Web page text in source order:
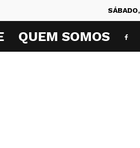
QUEM SOMOS